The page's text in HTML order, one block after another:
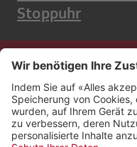
Stoppuhr
Kontakt
Impressum
Rechtliches